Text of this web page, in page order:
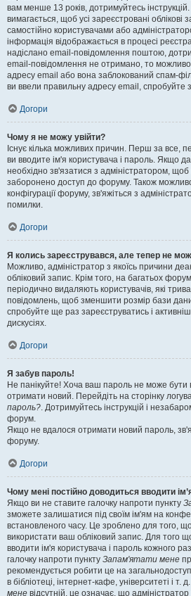
вам менше 13 років, дотримуйтесь
вимагається, щоб усі зареєстровані облікові
самостійно користувачами або
інформація відображається в процесі
надіслано email-повідомлення поштою,
email-повідомлення не отримано, то
адресу email або вона заблокований спам-
ви ввели правильну адресу email, спробуйте
Догори
Чому я не можу увійти?
Існує кілька можливих причин. Перш за все,
ви вводите ім'я користувача і пароль. Якщо
необхідно зв'язатися з адміністратором,
заборонено доступ до форуму. Також
конфігурації форуму, зв'яжіться з
помилки.
Догори
Я колись зареєструвався, але тепер не
Можливо, адміністратор з якоїсь причини
обліковий запис. Крім того, на багатьох
періодично видаляють користувачів, які
повідомлень, щоб зменшити розмір бази
спробуйте ще раз зареєструватись і
дискусіях.
Догори
Я забув пароль!
Не панікуйте! Хоча ваш пароль не може бути
отримати новий. Перейдіть на сторінку
пароль?. Дотримуйтесь інструкцій і
форум.
Якщо не вдалося отримати новий пароль,
форуму.
Догори
Чому мені постійно доводиться вводити
Якщо ви не ставите галочку напроти пункту
зможете залишатися під своїм ім'ям на
встановленого часу. Це зроблено для того,
використати ваш обліковий запис. Для того
вводити ім'я користувача і пароль кожного
галочку напроти пункту Запам'ятати мене
рекомендується робити це на
в бібліотеці, інтернет-кафе, університеті і т.
мене відсутній, це означає, що